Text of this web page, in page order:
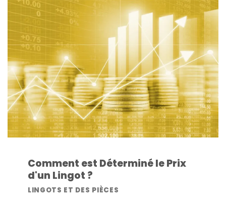
Comment est Déterminé le Prix
d'un Lingot ?
LINGOTS ET DES PIÈCES